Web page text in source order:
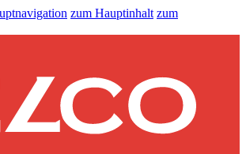
zum Hauptinhalt zum